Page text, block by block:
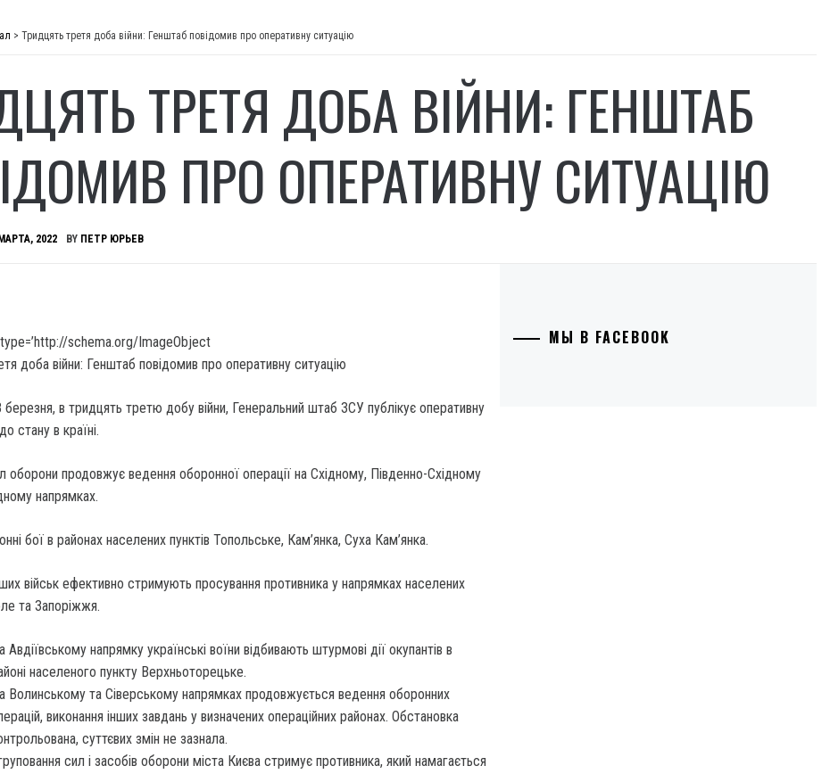
> Тридцять третя доба війни: Генштаб повідомив про оперативну ситуацію
ТРЕТЯ ДОБА ВІЙНИ: ГЕНШТАБ
ПРО ОПЕРАТИВНУ СИТУАЦІЮ
2022 BY ПЕТР ЮРЬЕВ
schema.org/ImageObject
березня, в тридцять третю добу війни, Генеральний штаб ЗСУ публікує оперативну
стану в країні.
оборони продовжує ведення оборонної операції на Східному, Південно-Східному
напрямках.
бої в районах населених пунктів Топольське, Кам’янка, Суха Кам’янка.
військ ефективно стримують просування противника у напрямках населених
та Запоріжжя.
Авдіївському напрямку українські воїни відбивають штурмові дії окупантів в
населеного пункту Верхньоторецьке.
Волинському та Сіверському напрямках продовжується ведення оборонних
виконання інших завдань у визначених операційних районах. Обстановка
суттєвих змін не зазнала.
сил і засобів оборони міста Києва стримує противника, який намагається
МЫ В FACEBOOK